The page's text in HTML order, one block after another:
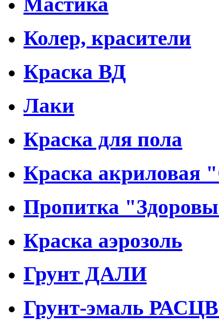
Колер, красители
Краска ВД
Лаки
Краска для пола
Краска акриловая
Пропитка
Краска аэрозоль
Грунт ДАЛИ
Грунт-эмаль